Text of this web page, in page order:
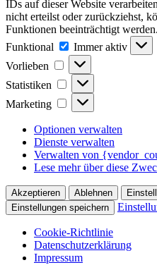
IDs auf dieser Website
nicht erteilst oder zurückziehst,
Funktionen beeinträchtigt werden.
Funktional
Funktional
Immer aktiv
Vorlieben
Vorlieben
Statistiken Statistiken
Marketing Marketing
Optionen verwalten
Dienste verwalten
Verwalten von
Lese mehr über diese
Akzeptieren Ablehnen
Einstellungen speichern
Cookie-Richtlinie
Datenschutzerklärung
Impressum